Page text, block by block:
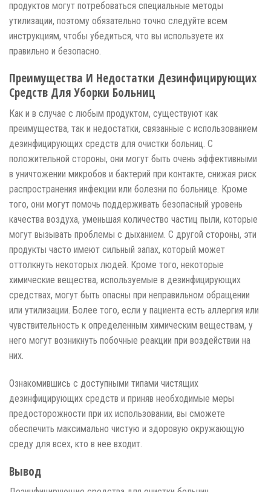
продуктов могут потребоваться специальные методы
утилизации, поэтому обязательно точно следуйте всем
инструкциям, чтобы убедиться, что вы используете их
правильно и безопасно.
Преимущества И Недостатки Дезинфицирующих
Средств Для Уборки Больниц
Как и в случае с любым продуктом, существуют как
преимущества, так и недостатки, связанные с использованием
дезинфицирующих средств для очистки больниц. С
положительной стороны, они могут быть очень эффективными
в уничтожении микробов и бактерий при контакте, снижая риск
распространения инфекции или болезни по больнице. Кроме
того, они могут помочь поддерживать безопасный уровень
качества воздуха, уменьшая количество частиц пыли, которые
могут вызывать проблемы с дыханием. С другой стороны, эти
продукты часто имеют сильный запах, который может
оттолкнуть некоторых людей. Кроме того, некоторые
химические вещества, используемые в дезинфицирующих
средствах, могут быть опасны при неправильном обращении
или утилизации. Более того, если у пациента есть аллергия или
чувствительность к определенным химическим веществам, у
него могут возникнуть побочные реакции при воздействии на
них.
Ознакомившись с доступными типами чистящих
дезинфицирующих средств и приняв необходимые меры
предосторожности при их использовании, вы сможете
обеспечить максимально чистую и здоровую окружающую
среду для всех, кто в нее входит.
Вывод